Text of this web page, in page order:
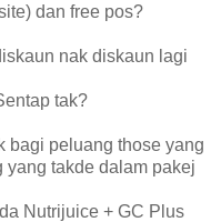
dan free pos?
nak diskaun lagi
tak?
bagi peluang those yang
takde dalam pakej
Nutrijuice + GC Plus